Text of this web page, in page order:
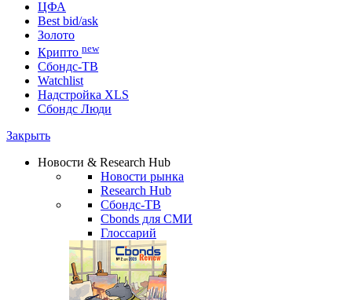
Портфель
Консенсусы
Поиск облигаций (ИИ)
Кривые доходности
ЦФА
Best bid/ask
Золото
Крипто new
Watchlist
Сбондс Люди
Новости & Research Hub
Новости рынка
Research Hub
Сбондс-ТВ
Cbonds для СМИ
Глоссарий